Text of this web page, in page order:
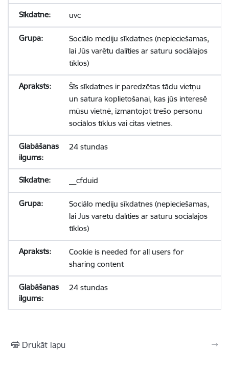
uvc
Sociālo mediju sīkdatnes (nepieciešamas,
lai Jūs varētu dalīties ar saturu sociālajos
tīklos)
Šīs sīkdatnes ir paredzētas tādu vietņu
un satura koplietošanai, kas jūs interesē
mūsu vietnē, izmantojot trešo personu
sociālos tīklus vai citas vietnes.
24 stundas
__cfduid
Sociālo mediju sīkdatnes (nepieciešamas,
lai Jūs varētu dalīties ar saturu sociālajos
tīklos)
Cookie is needed for all users for
sharing content
24 stundas
Drukāt lapu